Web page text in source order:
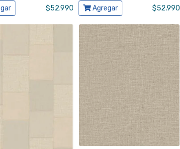
$52.990 Ver producto
Agregar $52.990